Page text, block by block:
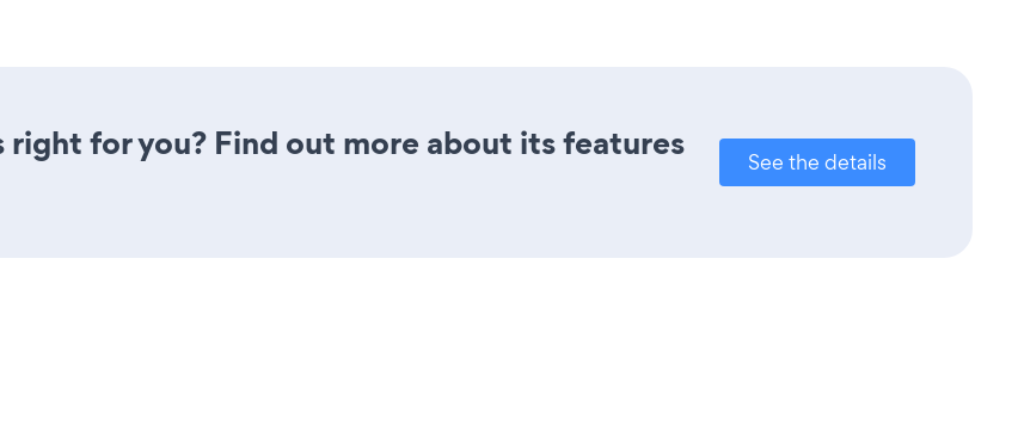
for you? Find out more about its features
See the details